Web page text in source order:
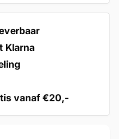
Klarna
vanaf €20,-